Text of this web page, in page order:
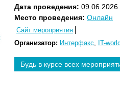
Дата проведения:
Место проведения: Онлайн
Сайт мероприятия
Организатор: Интерфакс, IT-
Будь в курсе всех